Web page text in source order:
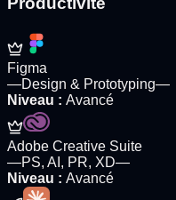
Figma
—Design & Prototyping—
Niveau : Avancé
Adobe Creative Suite
—PS, AI, PR, XD—
Niveau : Avancé